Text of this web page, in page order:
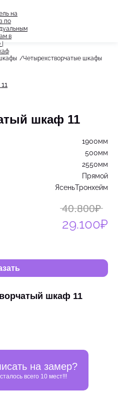
Четырехстворчатые шкафы
шкаф 11
1900мм
500мм
2550мм
Прямой
ЯсеньТронхейм
40.800₽
29.100₽
шкаф 11
на замер?
всего 10 мест!!!